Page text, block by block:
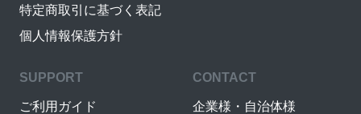
特定商取引に基づく表記
個人情報保護方針
SUPPORT
ご利用ガイド
CONTACT
企業様・自治体様